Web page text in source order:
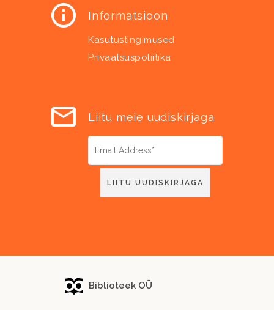
Informatsioon
Kasutustingimused
Privaatsuspoliitika
Liitu meie uudiskirjaga
Biblioteek OÜ